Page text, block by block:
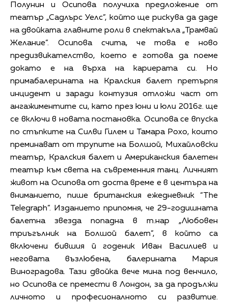
Полунин и Осипова получиха предложение от
театър „Садлърс Уелс”, който ще рискува да даде
на двойката главните роли в спектакъла „Трамвай
Желание”. Осипова счита, че това е ново
предизвикателство, което е готова да поеме
докато е на върха на кариерата си. Но
примабалерината на Кралския балет претърпя
инцидент и заради контузия отложи част от
ангажиментите си, като през юни и юли 2016г. ще
се включи в новата постановка. Осипова се впуска
по стъпките на Силви Гилем и Тамара Рохо, които
преминават от трупите на Болшой, Михайловски
театър, Кралския балет и Американския балетен
театър към света на съвременния танц. Личният
живот на Осипова от доста време е в центъра на
вниманието, пишe британския ежедневник “The
Telegraph”. Изданието припомня, че 29-годишната
балетна звезда попадна в т.нар „Любовен
триъгълник на Болшой балет”, в който са
включени бившия й годеник Иван Василиев и
неговата възлюбена, балерината Мария
Виноградова. Тази двойка вече мина под венчило,
но Осипова се премести в Лондон, за да продължи
личното и професионалното си развитие.